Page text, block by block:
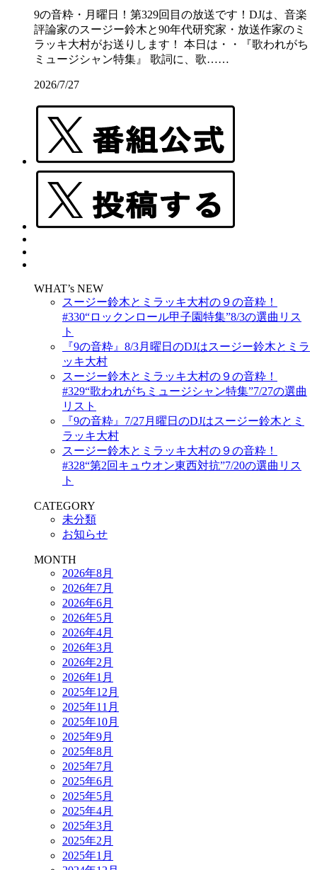
9の音粋・月曜日！第329回目の放送です！DJは、音楽
評論家のスージー鈴木と90年代研究家・放送作家のミ
ラッキ大村がお送りします！ 本日は・・『歌われがち
ミュージシャン特集』 歌詞に、歌……
2026/7/27
WHAT’s NEW
スージー鈴木とミラッキ大村の９の音粋！
#330“ロックンロール甲子園特集”8/3の選曲リス
ト
『9の音粋』8/3月曜日のDJはスージー鈴木とミラ
ッキ大村
スージー鈴木とミラッキ大村の９の音粋！
#329“歌われがちミュージシャン特集”7/27の選曲
リスト
『9の音粋』7/27月曜日のDJはスージー鈴木とミ
ラッキ大村
スージー鈴木とミラッキ大村の９の音粋！
#328“第2回キュウオン東西対抗”7/20の選曲リス
ト
CATEGORY
未分類
お知らせ
MONTH
2026年8月
2026年7月
2026年6月
2026年5月
2026年4月
2026年3月
2026年2月
2026年1月
2025年12月
2025年11月
2025年10月
2025年9月
2025年8月
2025年7月
2025年6月
2025年5月
2025年4月
2025年3月
2025年2月
2025年1月